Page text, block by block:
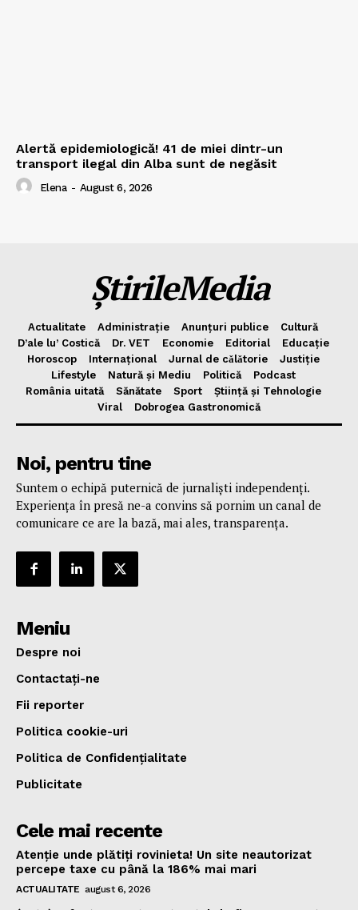
Alertă epidemiologică! 41 de miei dintr-un
transport ilegal din Alba sunt de negăsit
Elena - August 6, 2026
ȘtirileMedia
Actualitate Administrație Anunțuri publice
Cultură
D’ale lu’ Costică
Dr. VET Economie Editorial
Educație
Horoscop
Internațional Jurnal de cǎlǎtorie
Justiție
Lifestyle
Natură și Mediu Politică
Podcast
România uitată
Sănătate Sport
Știință și Tehnologie
Viral
Dobrogea Gastronomică
Noi, pentru tine
Suntem o echipă puternică de jurnaliști independenți.
Experiența în presă ne-a convins să pornim un canal de
comunicare ce are la bază, mai ales, transparența.
Meniu
Despre noi
Contactați-ne
Fii reporter
Politica cookie-uri
Politica de Confidențialitate
Publicitate
Cele mai recente
Atenție unde plătiți rovinieta! Un site neautorizat
percepe taxe cu până la 186% mai mari
ACTUALITATE august 6, 2026